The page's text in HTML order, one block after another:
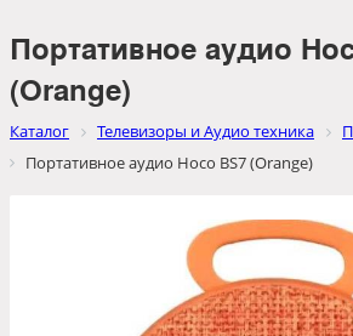
Портативное аудио
(Orange)
Каталог Телевизоры и Аудио техника
Портативное аудио Hoco BS7 (Orange)